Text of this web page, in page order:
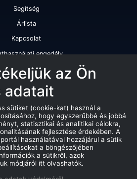
Segítség
Árlista
Kapcsolat
engedély
Cégminősítés
riport
tanúsítvány
Termékek
- Adattovábbítási szerződés
az Ön
adatait
sütiket (cookie-kat) használ a
hogy egyszerűbbé és jobbá
statisztikai és analitikai célokra,
fejlesztése érdekében. A
használatával hozzájárul a sütik
a böngészőjében
a sütikről, azok
módjáról itt olvashatók.